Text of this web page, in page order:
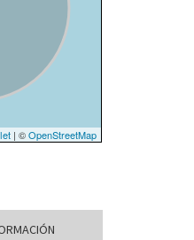
| ©OpenStreetMap